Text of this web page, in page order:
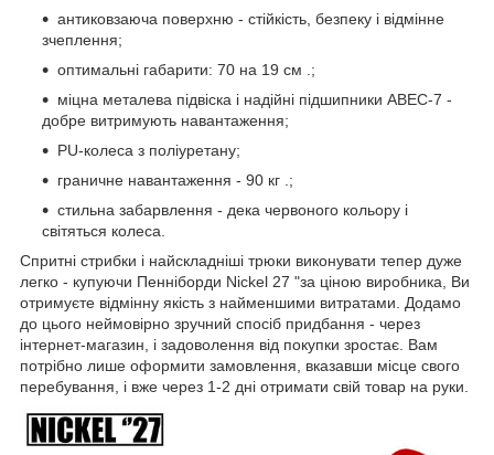
антиковзаюча поверхню - стійкість, безпеку і відмінне
зчеплення;
оптимальні габарити: 70 на 19 см .;
міцна металева підвіска і надійні підшипники ABEC-7 -
добре витримують навантаження;
PU-колеса з поліуретану;
граничне навантаження - 90 кг .;
стильна забарвлення - дека червоного кольору і
світяться колеса.
Спритні стрибки і найскладніші трюки виконувати тепер дуже
легко - купуючи Пенніборди Nickel 27 "за ціною виробника, Ви
отримуєте відмінну якість з найменшими витратами. Додамо
до цього неймовірно зручний спосіб придбання - через
інтернет-магазин, і задоволення від покупки зростає. Вам
потрібно лише оформити замовлення, вказавши місце свого
перебування, і вже через 1-2 дні отримати свій товар на руки.